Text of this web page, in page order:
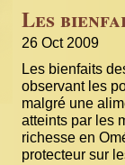
Les
26 Oct 2009
Les bienfaits
observant les
malgré une
atteints par les
richesse en
protecteur sur